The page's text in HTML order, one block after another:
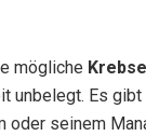
mögliche
unbelegt. Es
oder seinem